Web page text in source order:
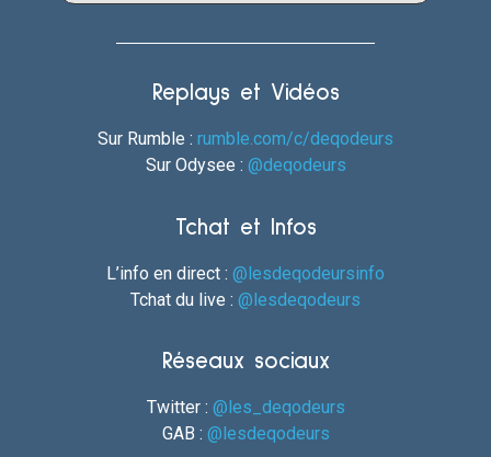
Replays et Vidéos
Sur Rumble : rumble.com/c/deqodeurs
Sur Odysee : @deqodeurs
Tchat et Infos
L’info en direct : @lesdeqodeursinfo
Tchat du live : @lesdeqodeurs
Réseaux sociaux
Twitter : @les_deqodeurs
GAB : @lesdeqodeurs